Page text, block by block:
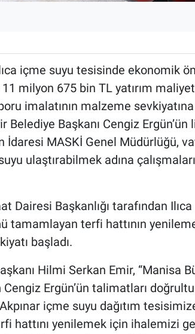
içme suyu tesisinde ekonomik
milyon 675 bin TL yatırım
imalatının malzeme sevkiyatına
Belediye Başkanı Cengiz Ergün’ün
İdaresi MASKİ Genel Müdürlüğü,
ulaştırabilmek adına
Dairesi Başkanlığı tarafından
tamamlayan terfi hattının
başladı.
Hilmi Serkan Emir, “Manisa
Cengiz Ergün’ün talimatları
içme suyu dağıtım tesisimize
hattını yenilemek için ihalemizi